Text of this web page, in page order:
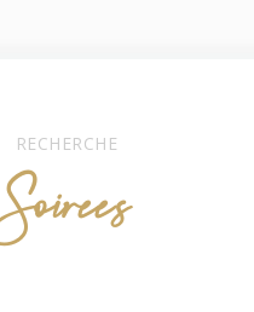
RECHERCHE
Soirees